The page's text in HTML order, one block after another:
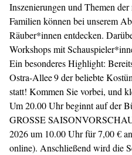
Inszenierungen und Themen
Familien können bei unserem
Räuber*innen entdecken.
Workshops mit
Ein besonderes Highlight:
Ostra-Allee 9 der beliebte
statt! Kommen Sie vorbei, und
Um 20.00 Uhr beginnt auf der
GROSSE
2026 um 10.00 Uhr für 7,00 €
online). Anschließend wird die